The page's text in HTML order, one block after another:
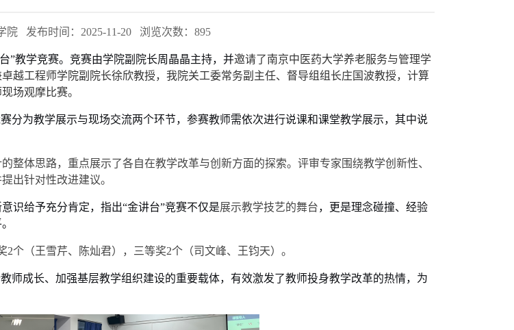
院 发布时间：2025-11-20 浏览次数： 895
”教学竞赛。竞赛由学院副院长周晶晶主持，并邀请了南京中医药大学养老服务与管理学
越工程师学院副院长徐欣教授，我院关工委常务副主任、督导组组长庄国波教授，计算
场观摩比赛。
分为教学展示与现场交流两个环节，参赛教师需依次进行说课和课堂教学展示，其中说
整体思路，重点展示了各自在教学改革与创新方面的探索。评审专家围绕教学创新性、
出针对性改进建议。
识给予充分肯定，指出“金讲台”竞赛不仅是展示教学技艺的舞台，更是理念碰撞、经验
2个（王雪芹、陈灿君），三等奖2个（司文峰、王钧天）。
师成长、加强基层教学组织建设的重要载体，有效激发了教师投身教学改革的热情，为